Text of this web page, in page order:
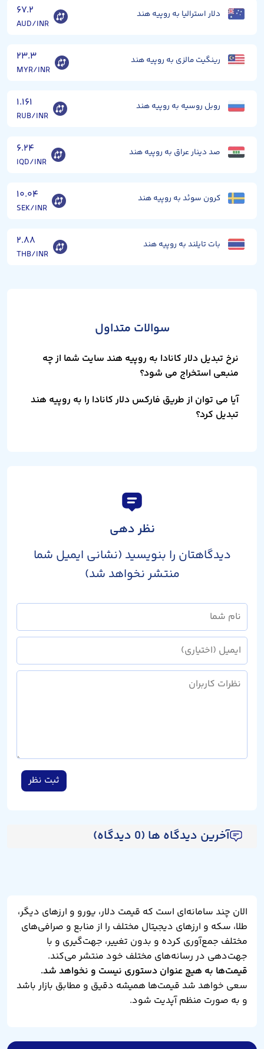
دلار استرالیا به روپیه هند ۶۷.۲
AUD/INR
رینگیت مالزی به روپیه هند ۲۳.۳
MYR/INR
روبل روسیه به روپیه هند ۱.۱۶۱
RUB/INR
صد دینار عراق به روپیه هند ۶.۲۴
IQD/INR
کرون سوئد به روپیه هند ۱۰.۰۴
SEK/INR
بات تایلند به روپیه هند ۲.۸۸
THB/INR
سوالات متداول
نرخ تبدیل دلار کانادا به روپیه هند سایت شما از چه
منبعی استخراج می شود؟
آیا می توان از طریق فارکس دلار کانادا را به روپیه هند
تبدیل کرد؟
نظر دهی
دیدگاهتان را بنویسید (نشانی ایمیل شما
منتشر نخواهد شد)
ثبت نظر
آخرین دیدگاه ها (0 دیدگاه)
الان چند سامانه‌ای است که قیمت دلار، یورو و ارزهای دیگر،
طلا، سکه و ارزهای دیجیتال مختلف را از منابع و صرافی‌های
مختلف جمع‌آوری کرده و بدون تغییر، جهت‌گیری و با
جهت‌دهی در رسانه‌های مختلف خود منتشر می‌کند.
قیمت‌ها به هیچ عنوان دستوری نیست و نخواهد شد.
سعی خواهد شد قیمت‌ها همیشه دقیق و مطابق بازار باشد
و به صورت منظم آپدیت شود.